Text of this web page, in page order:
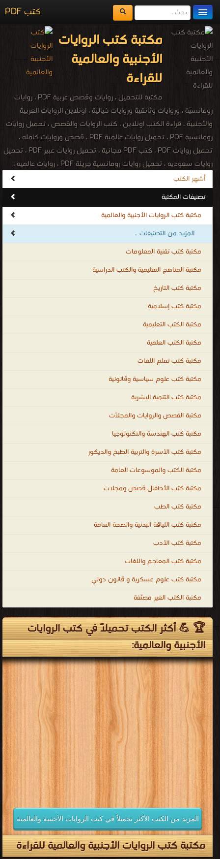
كتب PDF
مكتبة الكتب
المكتبات
يُقرأ حالياً
الفهرس
اضف كتاب
مكتبة كتب الروايات
الأجنبية والعالمية
للقراءة
مكتبة للتحميل ، روايات وقصص عربية PDF ، روايات
رومانسيّة ، وروايات وثائقية وروايات خيالية ، اونلاين الروايات العربية
والأجنبية ، قراءة الكتب اونلاين ، كتب الروايات والقصص ، تحميل روايات
رومانسية PDF ، تحميل روايات عالمية PDF ، قصص وروايات كامله ،
تحميل روايات PDF ، كتب PDF مجانية ، تحميل روايات عبير PDF ، تحميل
روايات سعوديه ، تحميل روايات رومانسية جريئة PDF ، روايات عالميه ،
رويات اجنبية مترجمة ، قصص الكتب ، القصص القصيرة ، القصص القرأنية ،
القصص العجيبة ، القصص الواقعية ، قصص حقيقية ، قصص عن الرجال ،
قصص عن البنات ، الروايات العربية ، الروايات العاليمة ، الروايات البوليسية ،
روايات للكبار ، روايات اجنبية ، روايات غربية ، قصص للاطفال ، قصص
تعمل على الهواتف الذكية والاجهزة الكفيّة أونلاين.
أشهر الكتب
تصنيفات المكتبة
مكتبة كتب الروايات الأجنبية والعالمية
المزيد من التصنيفات ..
مكتبة كتب تقنية المعلومات
مكتبة المناهج التعليمية والكتب الدراسية
مكتبة كتب التاريخ
مكتبة كتب إسلامية
مكتبة الكتب التعليمية
مكتبة الكتب العلمية
مكتبة كتب تعلم اللغات
مكتبة كتب علوم سياسية وقانونية
مكتبة كتب التنمية البشرية
مكتبة القصص والروايات والمجلّات
مكتبة كتب الهندسة والتكنولوجيا
مكتبة كتب الأسرة والتربية الطبخ والديكور
مكتبة الكتب والموسوعات العامة
مكتبة كتب الأطفال قصص ومجلات
مكتبة كتب الطب
مكتبة كتب اللياقة البدنية والصحة العامة
مكتبة كتب الأدب
مكتبة كتب المعاجم واللغات
مكتبة كتب علوم عسكرية و قانون دولي
مكتبة الكتب الغير مصنّفة
🏆 💪 أكثر الكتب تحميلاً في كتب الروايات
الأجنبية والعالمية:
المزيد من الكتب الأكثر تحميلاً في كتب الروايات الأجنبية والعالمية
مكتبة كتب الروايات الأجنبية والعالمية للقراءة